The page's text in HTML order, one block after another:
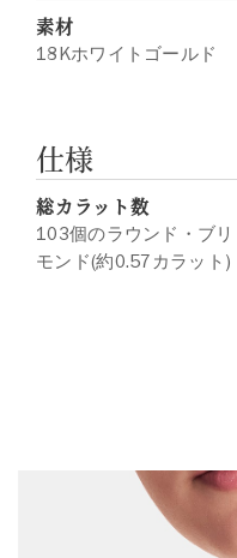
素材
18Kホワイトゴールド
仕様
総カラット数
103個のラウンド・ブ
モンド(約0.57カラット)